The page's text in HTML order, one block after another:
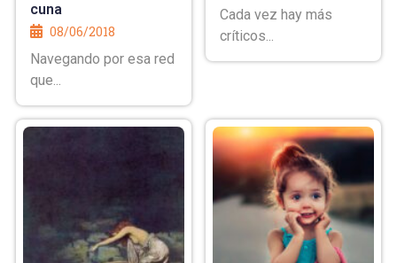
cuna
08/06/2018
Navegando por esa red
que...
Cada vez hay más
críticos...